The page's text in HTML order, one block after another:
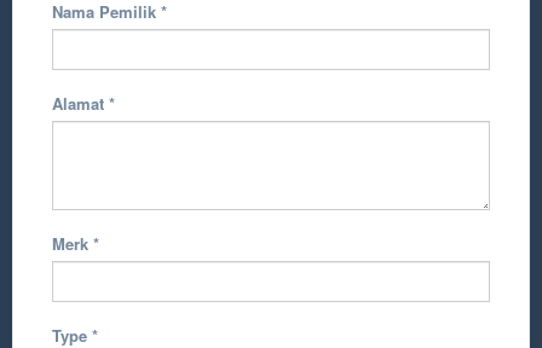
Nama Pemilik *
Alamat *
Merk *
Type *